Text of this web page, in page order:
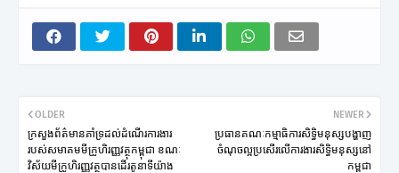
NEWER
ប្រធានគណៈកម្មាធិការសិទ្ធិមនុស្សបង្ហាញ
ចំណុចល្អប្រសើរលើការងារសិទ្ធិមនុស្សនៅ
កម្ពុជា
OLDER
ក្រសួងព័ត៌មានគាំទ្រដល់ដំណើរការងារ
របស់សមាគមមីក្រូហិរញ្ញវត្ថុកម្ពុជា ខណៈ
វិស័យមីក្រូហិរញ្ញវត្ថុបានដើរតូនាទីយ៉ាង